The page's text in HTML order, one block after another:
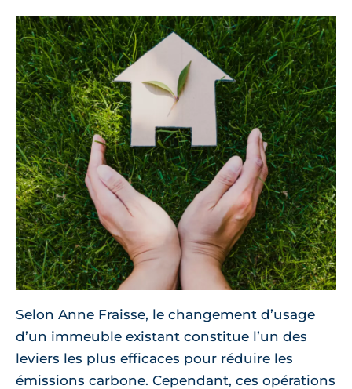
Selon Anne Fraisse, le changement d’usage
d’un immeuble existant constitue l’un des
leviers les plus efficaces pour réduire les
émissions carbone. Cependant, ces opérations